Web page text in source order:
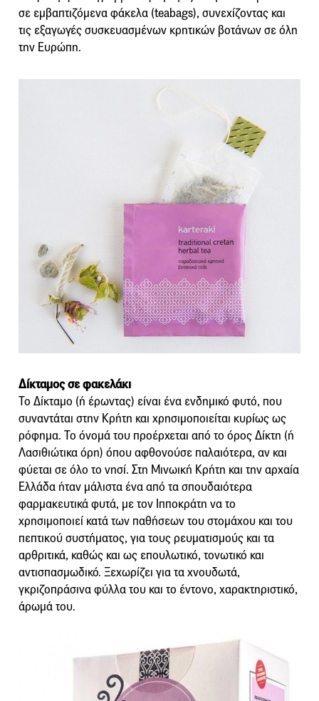
σε εμβαπτιζόμενα φάκελα (teabags), συνεχίζοντας και
τις εξαγωγές συσκευασμένων κρητικών βοτάνων σε όλη
την Ευρώπη.
Δίκταμος σε φακελάκι
Το Δίκταμο (ή έρωντας) είναι ένα ενδημικό φυτό, που
συναντάται στην Κρήτη και χρησιμοποιείται κυρίως ως
ρόφημα. Το όνομά του προέρχεται από το όρος Δίκτη (ή
Λασιθιώτικα όρη) όπου αφθονούσε παλαιότερα, αν και
φύεται σε όλο το νησί. Στη Μινωική Κρήτη και την αρχαία
Ελλάδα ήταν μάλιστα ένα από τα σπουδαιότερα
φαρμακευτικά φυτά, με τον Ιπποκράτη να το
χρησιμοποιεί κατά των παθήσεων του στομάχου και του
πεπτικού συστήματος, για τους ρευματισμούς και τα
αρθριτικά, καθώς και ως επουλωτικό, τονωτικό και
αντισπασμωδικό. Ξεχωρίζει για τα χνουδωτά,
γκριζοπράσινα φύλλα του και το έντονο, χαρακτηριστικό,
άρωμά του.